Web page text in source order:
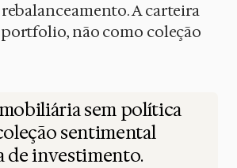
A carteira
não como coleção
sem política
sentimental
de investimento.